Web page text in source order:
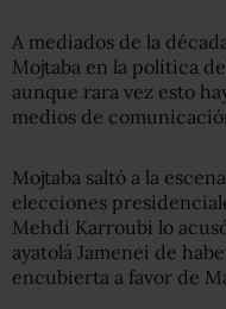
A mediados de la
Mojtaba en la política
aunque rara vez esto
medios de
Mojtaba saltó a la
elecciones
Mehdi Karroubi lo
ayatolá Jamenei de
encubierta a favor de